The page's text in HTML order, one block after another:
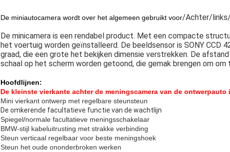
De miniautocamera wordt over het algemeen gebruikt voor/Achter/links/
De minicamera is een rendabel product. Met een compacte
het voertuig worden geïnstalleerd. De beeldsensor is SONY CCD
graad, die een grote het bekijken dimensie verstrekken. De
schaal op het scherm worden getoond, die gemak brengen om
Hoofdlijnen:
De kleinste vierkante achter de meningscamera van de
Mini vierkant ontwerp met regelbare steunsteun
De omkerende facultatieve functie van de wachtlijn
Spiegel/normale facultatieve meningsschakelaar
BMW-stijl kabeluitrusting met strakke verbinding
Steun verticaal regelbaar voor beste meningshoek
Steun het oude ononderbroken werken